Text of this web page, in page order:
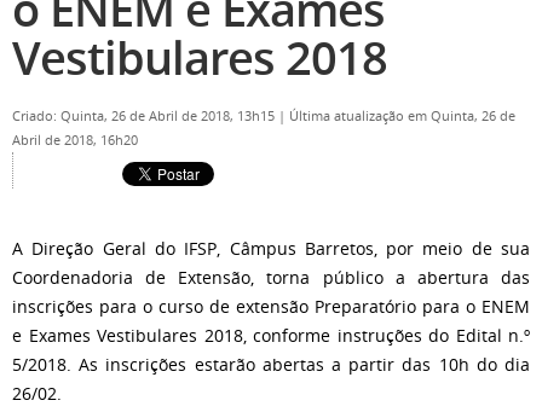
Vestibulares 2018
Criado: Quinta, 26 de Abril de 2018, 13h15 | Última atualização em Quinta, 26 de
Abril de 2018, 16h20
A Direção Geral do IFSP, Câmpus Barretos, por meio de sua
Coordenadoria de Extensão, torna público a abertura das
inscrições para o curso de extensão Preparatório para o ENEM
e Exames Vestibulares 2018, conforme instruções do Edital n.º
5/2018. As inscrições estarão abertas a partir das 10h do dia
26/02.